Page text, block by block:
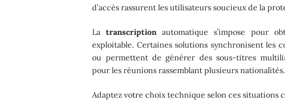
d’accès rassurent les utilisateurs soucieux de la
Latranscription automatique s’impose pour
exploitable. Certaines solutions synchronisent les
ou permettent de générer des sous-titres
pour les réunions rassemblant plusieurs nationalités.
Adaptez votre choix technique selon ces situations